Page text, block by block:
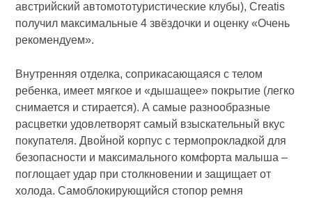
австрийский автомототуристические клубы), Creatis
получил максимальные 4 звёздочки и оценку «Очень
рекомендуем».
Внутренняя отделка, соприкасающаяся с телом
ребенка, имеет мягкое и «дышащее» покрытие (легко
снимается и стирается). А самые разнообразные
расцветки удовлетворят самый взыскательный вкус
покупателя. Двойной корпус с термопрокладкой для
безопасности и максимального комфорта малыша –
поглощает удар при столкновении и защищает от
холода. Самоблокирующийся стопор ремня